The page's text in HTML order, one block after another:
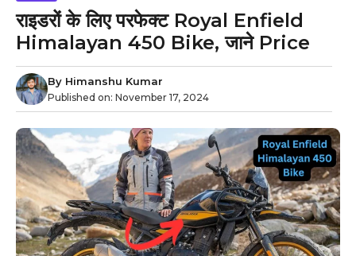
राइडरों के लिए परफेक्ट Royal Enfield
Himalayan 450 Bike, जाने Price
By Himanshu Kumar
Published on: November 17, 2024